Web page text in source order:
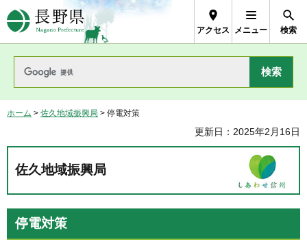
長野県Nagano Prefecture
アクセス メニュー 検索
ホーム > 佐久地域振興局 > 停電対策
更新日：2025年2月16日
佐久地域振興局
停電対策